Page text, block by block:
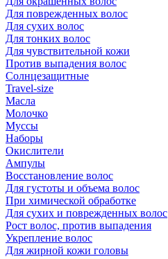
Для поврежденных волос
Для сухих волос
Для тонких волос
Для чувствительной кожи
Против выпадения волос
Солнцезащитные
Travel-size
Масла
Молочко
Муссы
Наборы
Окислители
Ампулы
Восстановление волос
Для густоты и объема волос
При химической обработке
Для сухих и поврежденных волос
Рост волос, против выпадения
Укрепление волос
Для жирной кожи головы